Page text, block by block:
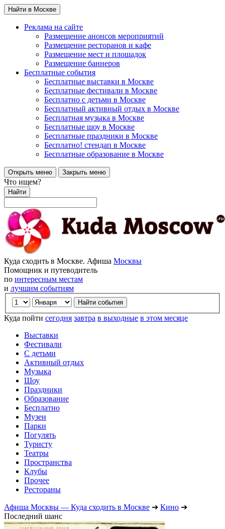
Найти в Москве
Реклама на сайте
Размещение анонсов мероприятий
Размещение ресторанов и кафе
Размещение мест и площадок
Размещение баннеров
Бесплатные события
Бесплатные выставки в Москве
Бесплатные фестивали в Москве
Бесплатно с детьми в Москве
Бесплатный активный отдых в Москве
Бесплатная музыка в Москве
Бесплатные шоу в Москве
Бесплатные праздники в Москве
Бесплатно! стендап в Москве
Бесплатные образование в Москве
Открыть меню Закрыть меню
Что ищем?
Найти
Куда сходить в Москве. Афиша Москвы
Помощник и путеводитель
по интересным местам
и лучшим событиям
Куда пойти сегодня завтра в выходные в этом месяце
Выставки
Фестивали
С детьми
Активный отдых
Музыка
Шоу
Праздники
Образование
Бесплатно
Музеи
Парки
Погулять
Туристу
Театры
Пространства
Клубы
Прочее
Рестораны
Афиша Москвы — Куда сходить в Москве ➔ Кино ➔
Последний шанс